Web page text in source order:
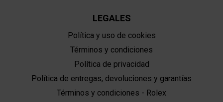
LEGALES
Política y uso de cookies
Términos y condiciones
Política de privacidad
Política de entregas, devoluciones y garantías
Términos y condiciones - Rolex